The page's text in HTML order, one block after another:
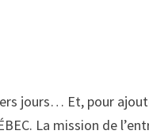
jours… Et, pour
La mission de